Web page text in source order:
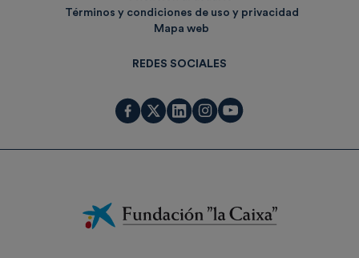
Términos y condiciones de uso y privacidad
Mapa web
REDES SOCIALES
Fundación
La